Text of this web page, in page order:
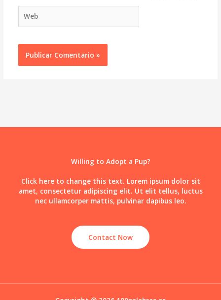
Willing to Adopt a Pup?
Click here to change this text. Lorem ipsum dolor sit
amet, consectetur adipiscing elit. Ut elit tellus, luctus
nec ullamcorper mattis, pulvinar dapibus leo.
Contact Now